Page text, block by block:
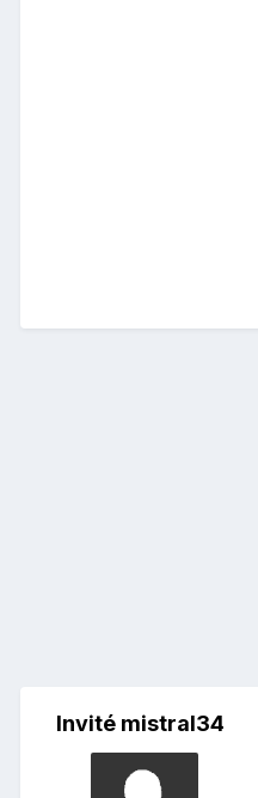
Invité mistral34